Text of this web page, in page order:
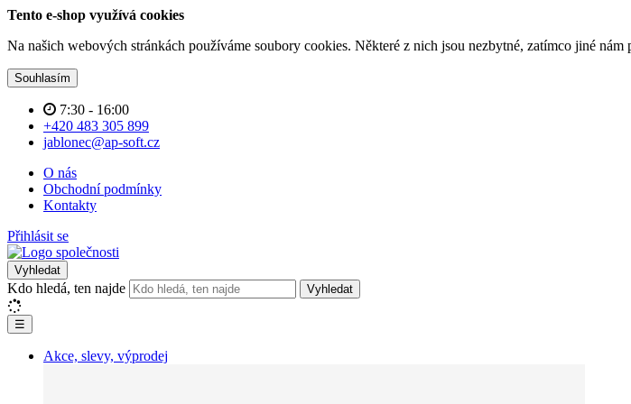
Tento e-shop využívá cookies
Na našich webových stránkách používáme soubory cookies. Některé z nich jsou nezbytné, zatímco jiné
Souhlasím
7:30 - 16:00
+420 483 305 899
jablonec@ap-soft.cz
O nás
Obchodní podmínky
Kontakty
Přihlásit se
Vyhledat
Kdo hledá, ten najde Vyhledat
☰
Akce, slevy, výprodej